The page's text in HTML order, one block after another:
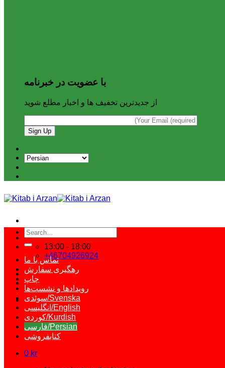
با عضویت در خبرنامه
از جدیدترین تخفیف ها و اخبار مطلع شوید
13:00 - 18:00
+46704926924
Search
for:
تماس با ما
رهگیری سفارش
چاپ
رویدادها و نشست‌ها
سوئدی/Svenska
انگلیسی/English
کوردی/Kurdish
فارسی/Persian
کتابفروشی
0 kr